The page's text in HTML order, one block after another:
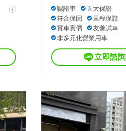
認證車
五大保證
符合保固
里程保證
實車實價
友善試車
非多元化營業用車
立即諮詢